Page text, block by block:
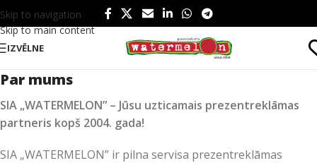
Skip to navigation
Skip to main content
IZVĒLNE
Par mums
SIA „WATERMELON” – Jūsu uzticamais prezentreklāmas
partneris kopš 2004. gada!
SIA „WATERMELON” ir pilna servisa prezentreklāmas